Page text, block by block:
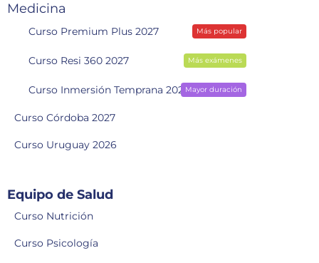
Medicina
Curso Premium Plus 2027 Más popular
Curso Resi 360 2027 Más exámenes
Curso Inmersión Temprana 2028Mayor duración
Curso Córdoba 2027
Curso Uruguay 2026
Equipo de Salud
Curso Nutrición
Curso Psicología